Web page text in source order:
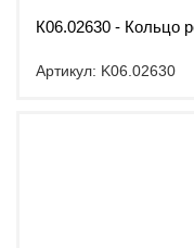
К06.02630 - Кольцо
Артикул: K06.02630